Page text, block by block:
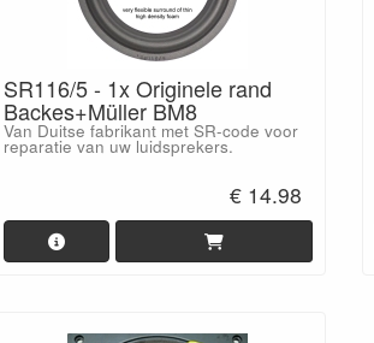
SR116/5 - 1x Originele rand
Backes+Müller BM8
Van Duitse fabrikant met SR-code voor
reparatie van uw luidsprekers.
€ 14.98